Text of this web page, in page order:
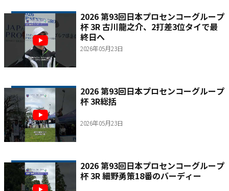
2026 第93回日本プロセンコーグループ
杯 3R 古川龍之介、2打差3位タイで最
終日へ
2026年05月23日
2026 第93回日本プロセンコーグループ
杯 3R総括
2026年05月23日
2026 第93回日本プロセンコーグループ
杯 3R 細野勇策18番のバーディー